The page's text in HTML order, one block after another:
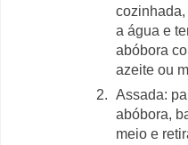
a água e
abóbora
azeite ou
Assada:
abóbora,
meio e